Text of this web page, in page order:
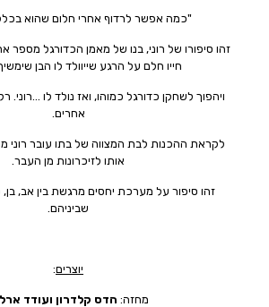
"כמה אפשר לרדוף אחרי חלום שהוא
זהו סיפורו של רוני, בנו של מאמן הכדורגל מספר
חייו חלם על הרגע שייוולד לו הבן
ויהפוך לשחקן כדורגל כמוהו, ואז נולד לו …רוני.
אחרים.
לקראת ההכנות לבת המצווה של בתו עובר רוני
אותו לזיכרונות מן העבר.
זהו סיפור על מערכת יחסים מרגשת בין אב,
שביניהם.
יוצרים:
מחזה: הדס קלדרון ועודד